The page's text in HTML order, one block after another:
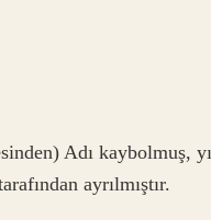
ayrılmıştır.